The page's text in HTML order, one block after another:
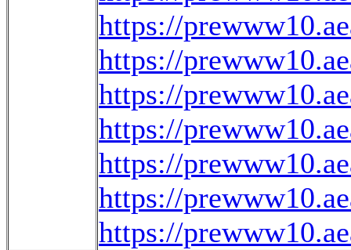
https://
https://
https://
https://
https://
https://
https://